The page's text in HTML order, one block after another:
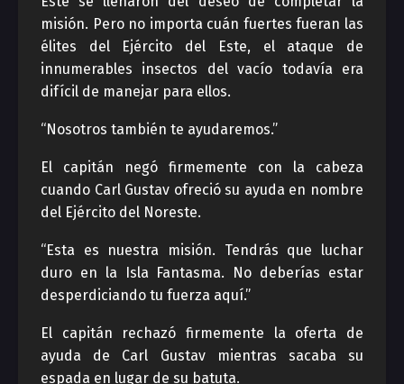
misión. Pero no importa cuán fuertes fueran las
élites del Ejército del Este, el ataque de
innumerables insectos del vacío todavía era
difícil de manejar para ellos.
“Nosotros también te ayudaremos.”
El capitán negó firmemente con la cabeza
cuando Carl Gustav ofreció su ayuda en nombre
del Ejército del Noreste.
“Esta es nuestra misión. Tendrás que luchar
duro en la Isla Fantasma. No deberías estar
desperdiciando tu fuerza aquí.”
El capitán rechazó firmemente la oferta de
ayuda de Carl Gustav mientras sacaba su
espada en lugar de su batuta.